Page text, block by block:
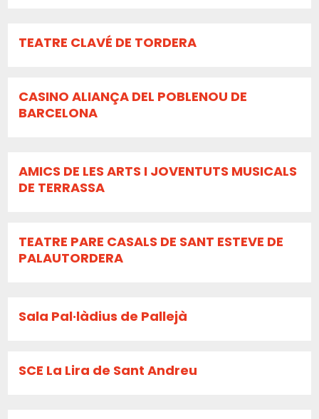
TEATRE CLAVÉ DE TORDERA
CASINO ALIANÇA DEL POBLENOU DE
BARCELONA
AMICS DE LES ARTS I JOVENTUTS MUSICALS
DE TERRASSA
TEATRE PARE CASALS DE SANT ESTEVE DE
PALAUTORDERA
Sala Pal·làdius de Pallejà
SCE La Lira de Sant Andreu